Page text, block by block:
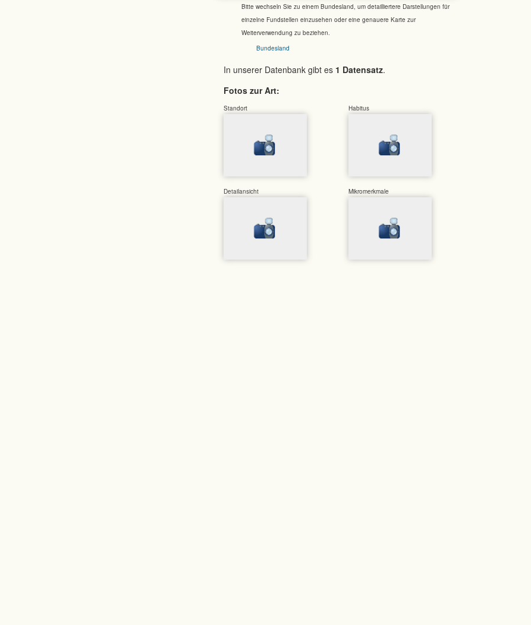
Bitte wechseln Sie zu einem Bundesland, um detailliertere Darstellungen für
einzelne Fundstellen einzusehen oder eine genauere Karte zur
Weiterverwendung zu beziehen.
Bundesland
In unserer Datenbank gibt es 1 Datensatz.
Fotos zur Art:
Standort Habitus
Detailansicht Mikromerkmale